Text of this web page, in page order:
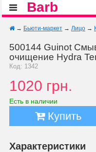
Barb
→ Бьюти-маркет → Лицо →
500144 Guinot
очищение Hydra
Код: 1342
1020 грн.
Есть в наличии
Купить
Характеристики